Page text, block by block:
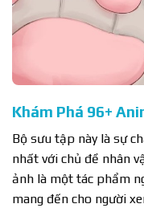
Khám Phá 96+
Bộ sưu tập này là sự
nhất với chủ đề nhân
ảnh là một tác phẩm
mang đến cho người